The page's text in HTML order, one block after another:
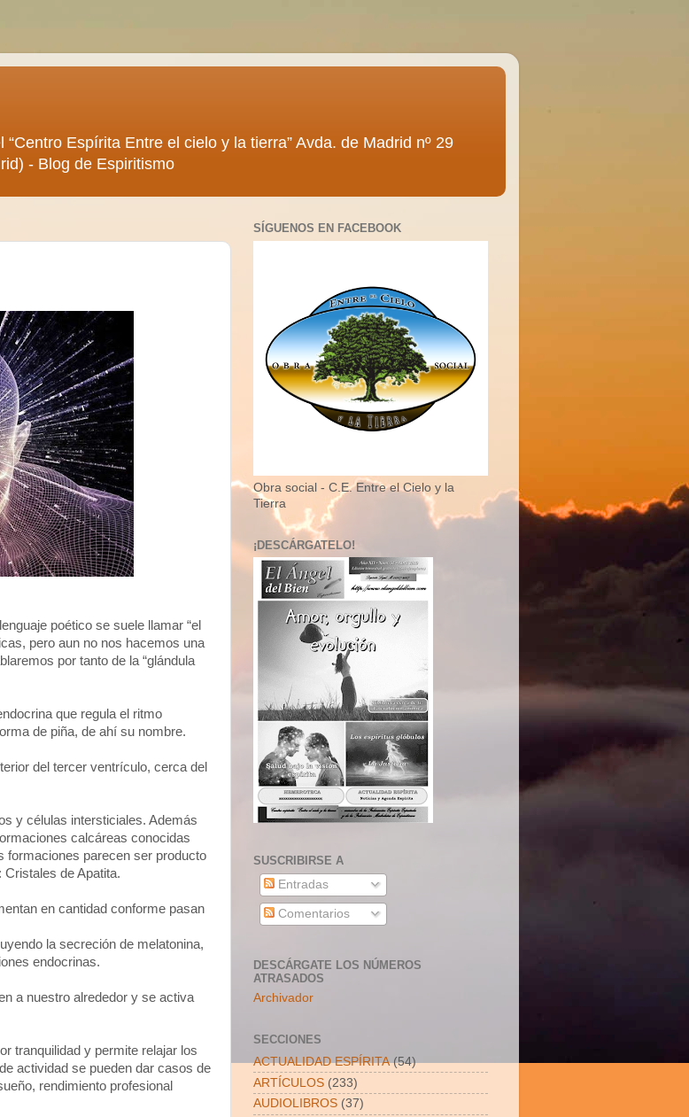
Espírita Entre el cielo y la tierra” Avda. de Madrid nº 29
- Blog de Espiritismo
poético se suele llamar “el
pero aun no nos hacemos una
por tanto de la “glándula
que regula el ritmo
de piña, de ahí su nombre.
del tercer ventrículo, cerca del
y células intersticiales. Además
calcáreas conocidas
formaciones parecen ser producto
de Apatita.
en cantidad conforme pasan
la secreción de melatonina,
endocrinas.
a nuestro alrededor y se activa
tranquilidad y permite relajar los
actividad se pueden dar casos de
rendimiento profesional
SÍGUENOS EN FACEBOOK
Obra social - C.E. Entre el Cielo y la
Tierra
¡DESCÁRGATELO!
SUSCRIBIRSE A
Entradas
Comentarios
DESCÁRGATE LOS NÚMEROS
ATRASADOS
Archivador
SECCIONES
ACTUALIDAD ESPÍRITA (54)
ARTÍCULOS (233)
AUDIOLIBROS (37)